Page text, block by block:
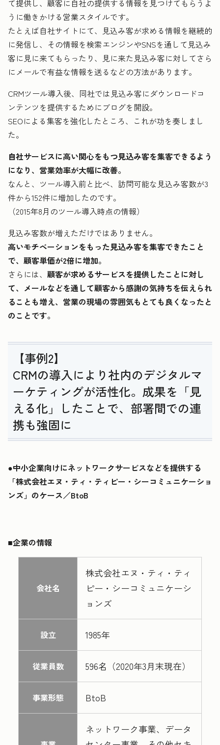
て提供し、顧客に自社の提供する情報を見つけてもらうよ
うに働きかける営業スタイルです。
たとえば自社サイトにて、見込み客が求める情報を継続的
に発信し、その情報を検索エンジンやSNSを通して見込み
客に見に来てもらったり、見に来た見込み客に対してさら
にメールで有益な情報を送るなどの方法があります。
CRMツール導入後、同社では見込み客にダウンロードコ
ンテンツを提供するためにブログを開設。
SEOによる集客を強化したところ、これが功を奏しまし
た。
自社サービスに高い関心をもつ見込み客を集客できるよう
になり、営業効率が大幅に改善。
なんと、ツール導入前と比べ、訪問可能な見込み客数が3
件から152件に増加したのです。
（2015年8月のツール導入時点の情報）
見込み客数が増えただけではありません。
高いモチベーションをもった見込み客を集客できたこと
で、顧客単価が2倍に増加。
さらには、 顧客が求めるサービスを提供したことに対し
て、メールなどを通して顧客から感謝の気持ちを伝えられ
ることも増え、営業の現場の雰囲気もとても良くなったと
のことです。
【事例2】
CRMの導入により社内のデジタルマ
ーケティングが活性化。成果を「見
える化」したことで、部署間での連
携も強固に
●中小企業向けにネットワークサービスなどを提供する
「株式会社エヌ・ティ・ティピー・シーコミュニケーショ
ンズ」のケース／BtoB
■企業の情報
会社名
株式会社エヌ・ティ・ティ
ピー・シーコミュニケーシ
ョンズ
設立 1985年
従業員数 596名（2020年3月末現在）
事業形態 BtoB
ネットワーク事業、データ